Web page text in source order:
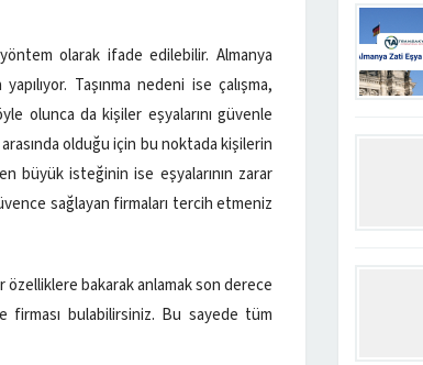
olarak ifade edilebilir. Almanya
Taşınma nedeni ise çalışma,
olunca da kişiler eşyalarını güvenle
arasında olduğu için bu noktada kişilerin
büyük isteğinin ise eşyalarının zarar
sağlayan firmaları tercih etmeniz
bakarak anlamak son derece
bulabilirsiniz. Bu sayede tüm